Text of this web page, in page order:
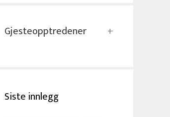
Gjesteopptredener
Siste innlegg